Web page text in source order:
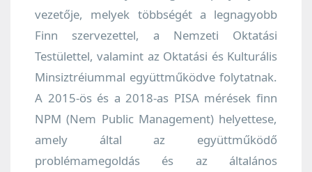
vezetője, melyek többségét a legnagyobb
Finn szervezettel, a Nemzeti Oktatási
Testülettel, valamint az Oktatási és Kulturális
Minsiztréiummal együttműködve folytatnak.
A 2015-ös és a 2018-as PISA mérések finn
NPM (Nem Public Management) helyettese,
amely által az együttműködő
problémamegoldás és az általános